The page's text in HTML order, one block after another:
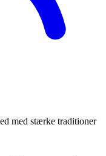
med stærke traditioner